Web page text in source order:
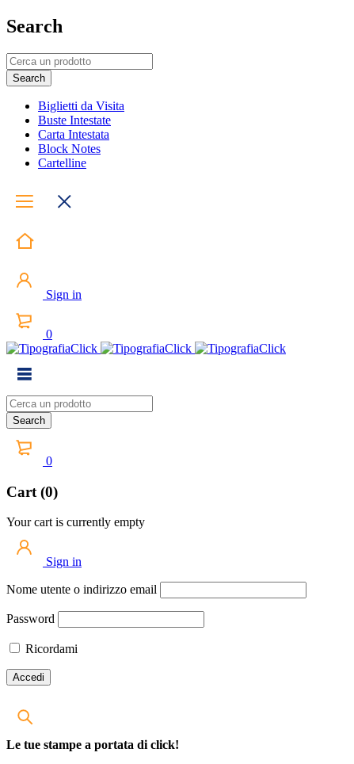
Search
Biglietti da Visita
Buste Intestate
Carta Intestata
Block Notes
Cartelline
Sign in
0
0
Cart (0)
Your cart is currently empty
Sign in
Nome utente o indirizzo email
Password
Ricordami
Le tue stampe a portata di click!